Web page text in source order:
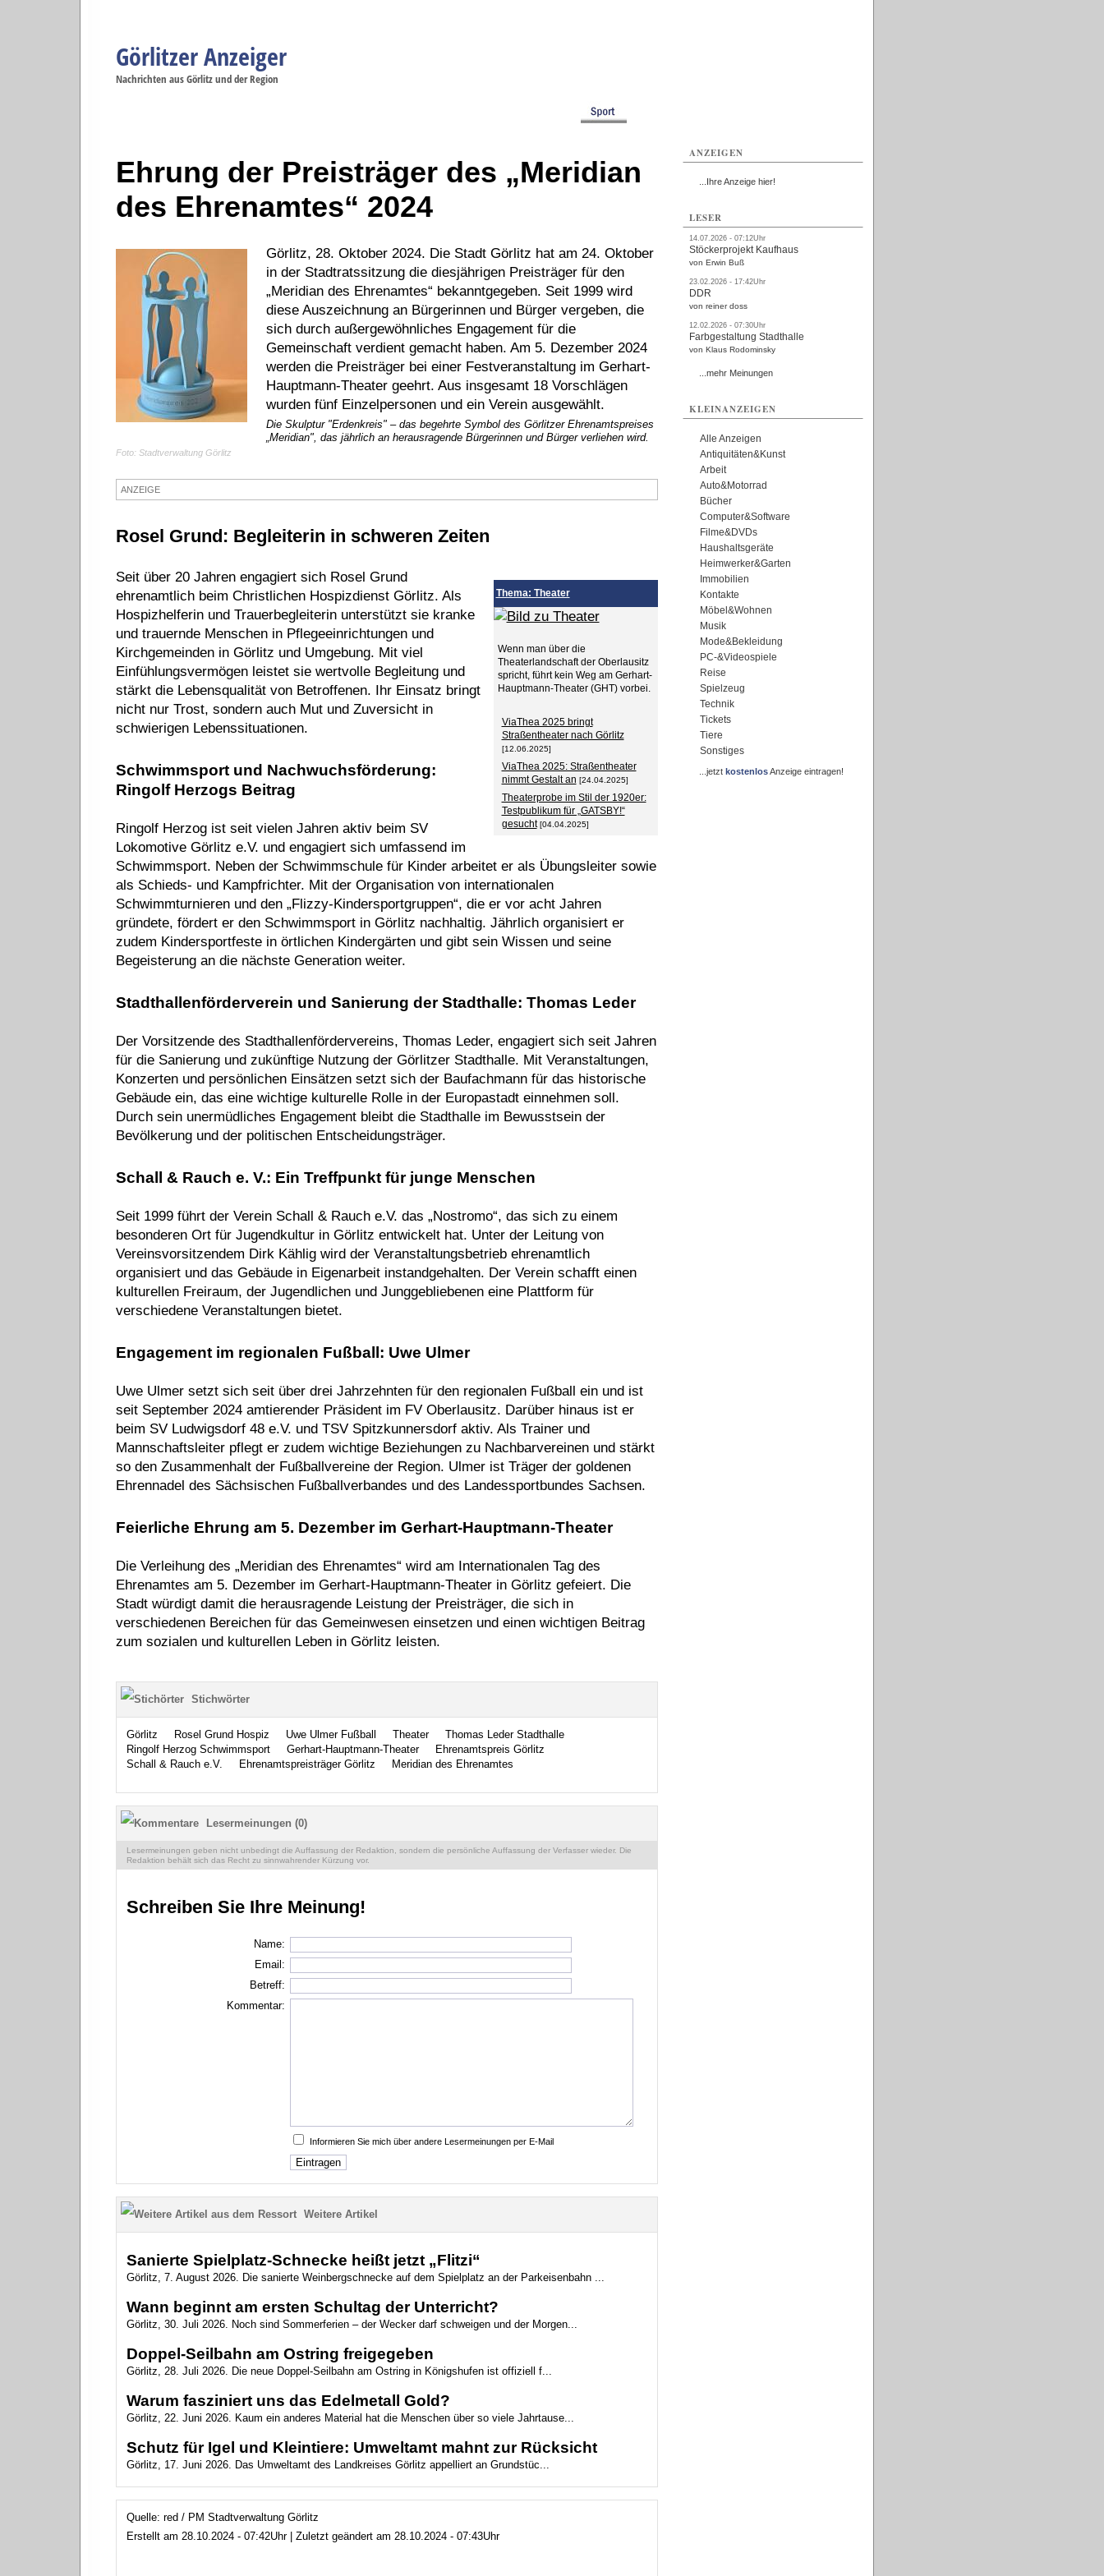
Görlitzer Anzeiger
Nachrichten aus Görlitz und der Region
Ehrung der Preisträger des „Meridian
des Ehrenamtes“ 2024
Görlitz, 28. Oktober 2024. Die Stadt Görlitz hat am 24. Oktober
in der Stadtratssitzung die diesjährigen Preisträger für den
„Meridian des Ehrenamtes“ bekanntgegeben. Seit 1999 wird
diese Auszeichnung an Bürgerinnen und Bürger vergeben, die
sich durch außergewöhnliches Engagement für die
Gemeinschaft verdient gemacht haben. Am 5. Dezember 2024
werden die Preisträger bei einer Festveranstaltung im Gerhart-
Hauptmann-Theater geehrt. Aus insgesamt 18 Vorschlägen
wurden fünf Einzelpersonen und ein Verein ausgewählt.
Die Skulptur "Erdenkreis" – das begehrte Symbol des Görlitzer Ehrenamtspreises
„Meridian", das jährlich an herausragende Bürgerinnen und Bürger verliehen wird.
Foto: Stadtverwaltung Görlitz
ANZEIGE
Rosel Grund: Begleiterin in schweren Zeiten
Thema: Theater
Wenn man über die
Theaterlandschaft der Oberlausitz
spricht, führt kein Weg am Gerhart-
Hauptmann-Theater (GHT) vorbei.
ViaThea 2025 bringt
Straßentheater nach Görlitz
[12.06.2025]
ViaThea 2025: Straßentheater
nimmt Gestalt an [24.04.2025]
Theaterprobe im Stil der 1920er:
Testpublikum für „GATSBY!“
gesucht [04.04.2025]
Seit über 20 Jahren engagiert sich Rosel Grund
ehrenamtlich beim Christlichen Hospizdienst Görlitz. Als
Hospizhelferin und Trauerbegleiterin unterstützt sie kranke
und trauernde Menschen in Pflegeeinrichtungen und
Kirchgemeinden in Görlitz und Umgebung. Mit viel
Einfühlungsvermögen leistet sie wertvolle Begleitung und
stärkt die Lebensqualität von Betroffenen. Ihr Einsatz bringt
nicht nur Trost, sondern auch Mut und Zuversicht in
schwierigen Lebenssituationen.
Schwimmsport und Nachwuchsförderung:
Ringolf Herzogs Beitrag
Ringolf Herzog ist seit vielen Jahren aktiv beim SV
Lokomotive Görlitz e.V. und engagiert sich umfassend im
Schwimmsport. Neben der Schwimmschule für Kinder arbeitet er als Übungsleiter sowie
als Schieds- und Kampfrichter. Mit der Organisation von internationalen
Schwimmturnieren und den „Flizzy-Kindersportgruppen“, die er vor acht Jahren
gründete, fördert er den Schwimmsport in Görlitz nachhaltig. Jährlich organisiert er
zudem Kindersportfeste in örtlichen Kindergärten und gibt sein Wissen und seine
Begeisterung an die nächste Generation weiter.
Stadthallenförderverein und Sanierung der Stadthalle: Thomas Leder
Der Vorsitzende des Stadthallenfördervereins, Thomas Leder, engagiert sich seit Jahren
für die Sanierung und zukünftige Nutzung der Görlitzer Stadthalle. Mit Veranstaltungen,
Konzerten und persönlichen Einsätzen setzt sich der Baufachmann für das historische
Gebäude ein, das eine wichtige kulturelle Rolle in der Europastadt einnehmen soll.
Durch sein unermüdliches Engagement bleibt die Stadthalle im Bewusstsein der
Bevölkerung und der politischen Entscheidungsträger.
Schall & Rauch e. V.: Ein Treffpunkt für junge Menschen
Seit 1999 führt der Verein Schall & Rauch e.V. das „Nostromo“, das sich zu einem
besonderen Ort für Jugendkultur in Görlitz entwickelt hat. Unter der Leitung von
Vereinsvorsitzendem Dirk Kählig wird der Veranstaltungsbetrieb ehrenamtlich
organisiert und das Gebäude in Eigenarbeit instandgehalten. Der Verein schafft einen
kulturellen Freiraum, der Jugendlichen und Junggebliebenen eine Plattform für
verschiedene Veranstaltungen bietet.
Engagement im regionalen Fußball: Uwe Ulmer
Uwe Ulmer setzt sich seit über drei Jahrzehnten für den regionalen Fußball ein und ist
seit September 2024 amtierender Präsident im FV Oberlausitz. Darüber hinaus ist er
beim SV Ludwigsdorf 48 e.V. und TSV Spitzkunnersdorf aktiv. Als Trainer und
Mannschaftsleiter pflegt er zudem wichtige Beziehungen zu Nachbarvereinen und stärkt
so den Zusammenhalt der Fußballvereine der Region. Ulmer ist Träger der goldenen
Ehrennadel des Sächsischen Fußballverbandes und des Landessportbundes Sachsen.
Feierliche Ehrung am 5. Dezember im Gerhart-Hauptmann-Theater
Die Verleihung des „Meridian des Ehrenamtes“ wird am Internationalen Tag des
Ehrenamtes am 5. Dezember im Gerhart-Hauptmann-Theater in Görlitz gefeiert. Die
Stadt würdigt damit die herausragende Leistung der Preisträger, die sich in
verschiedenen Bereichen für das Gemeinwesen einsetzen und einen wichtigen Beitrag
zum sozialen und kulturellen Leben in Görlitz leisten.
Stichwörter
Görlitz Rosel Grund Hospiz Uwe Ulmer Fußball Theater
Thomas Leder Stadthalle
Ringolf Herzog Schwimmsport
Gerhart-Hauptmann-Theater
Ehrenamtspreis Görlitz
Schall & Rauch e.V.
Ehrenamtspreisträger Görlitz Meridian des Ehrenamtes
Lesermeinungen (0)
Lesermeinungen geben nicht unbedingt die Auffassung der Redaktion, sondern die persönliche Auffassung der Verfasser wieder. Die
Redaktion behält sich das Recht zu sinnwahrender Kürzung vor.
Schreiben Sie Ihre Meinung!
Name:
Email:
Betreff:
Kommentar:
Informieren Sie mich über andere Lesermeinungen per E-Mail
Weitere Artikel
Sanierte Spielplatz-Schnecke heißt jetzt „Flitzi“
Görlitz, 7. August 2026. Die sanierte Weinbergschnecke auf dem Spielplatz an der Parkeisenbahn ...
Wann beginnt am ersten Schultag der Unterricht?
Görlitz, 30. Juli 2026. Noch sind Sommerferien – der Wecker darf schweigen und der Morgen...
Doppel-Seilbahn am Ostring freigegeben
Görlitz, 28. Juli 2026. Die neue Doppel-Seilbahn am Ostring in Königshufen ist offiziell f...
Warum fasziniert uns das Edelmetall Gold?
Görlitz, 22. Juni 2026. Kaum ein anderes Material hat die Menschen über so viele Jahrtause...
Schutz für Igel und Kleintiere: Umweltamt mahnt zur Rücksicht
Görlitz, 17. Juni 2026. Das Umweltamt des Landkreises Görlitz appelliert an Grundstüc...
Quelle: red / PM Stadtverwaltung Görlitz
Erstellt am 28.10.2024 - 07:42Uhr | Zuletzt geändert am 28.10.2024 - 07:43Uhr
ANZEIGEN
...Ihre Anzeige hier!
LESER
14.07.2026 - 07:12Uhr
Stöckerprojekt Kaufhaus
von Erwin Buß
23.02.2026 - 17:42Uhr
DDR
von reiner doss
12.02.2026 - 07:30Uhr
Farbgestaltung Stadthalle
von Klaus Rodominsky
...mehr Meinungen
KLEINANZEIGEN
Alle Anzeigen
Antiquitäten&Kunst
Arbeit
Auto&Motorrad
Bücher
Computer&Software
Filme&DVDs
Haushaltsgeräte
Heimwerker&Garten
Immobilien
Kontakte
Möbel&Wohnen
Musik
Mode&Bekleidung
PC-&Videospiele
Reise
Spielzeug
Technik
Tickets
Tiere
Sonstiges
...jetzt kostenlosAnzeige eintragen!